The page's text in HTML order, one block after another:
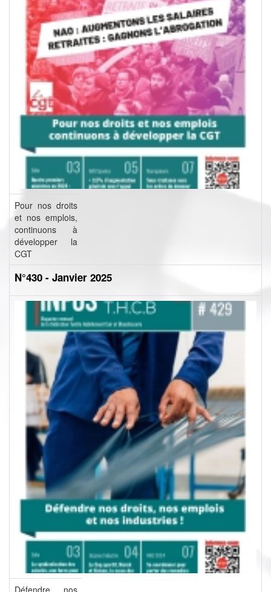
Pour nos droits
et nos emplois,
continuons à
développer la
CGT
N°430 - Janvier 2025